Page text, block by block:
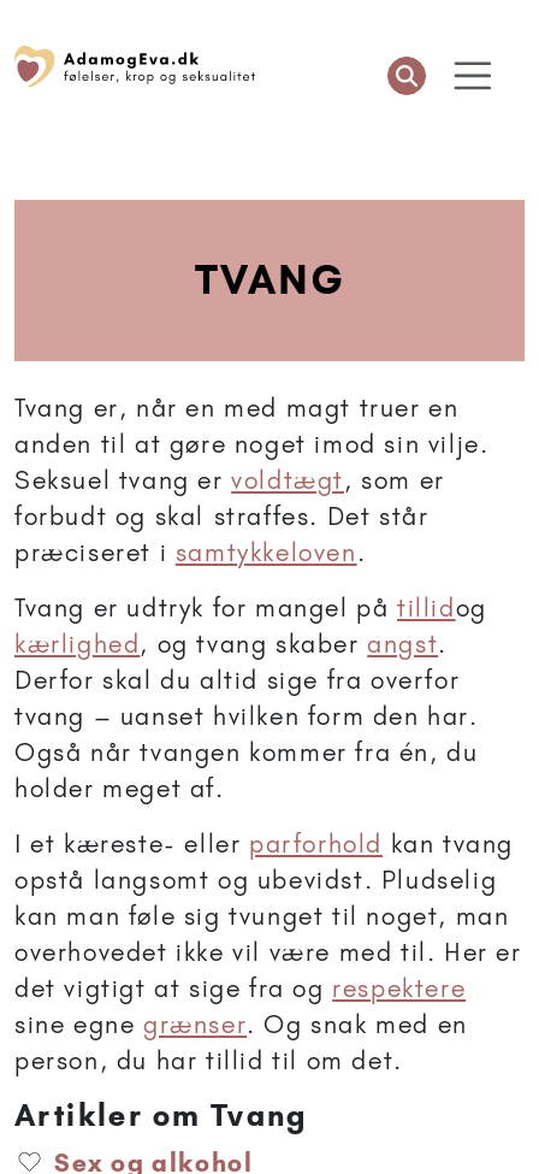
TVANG
Tvang er, når en med magt truer en
anden til at gøre noget imod sin vilje.
Seksuel tvang ervoldtægt, som er
forbudt og skal straffes. Det står
præciseret i samtykkeloven .
Tvang er udtryk for mangel påtillid og
kærlighed , og tvang skaberangst.
Derfor skal du altid sige fra overfor
tvang – uanset hvilken form den har.
Også når tvangen kommer fra én, du
holder meget af.
I et kæreste- eller parforhold kan tvang
opstå langsomt og ubevidst. Pludselig
kan man føle sig tvunget til noget, man
overhovedet ikke vil være med til. Her er
det vigtigt at sige fra og respektere
sine egne grænser. Og snak med en
person, du har tillid til om det.
Artikler om Tvang
Sex og alkohol